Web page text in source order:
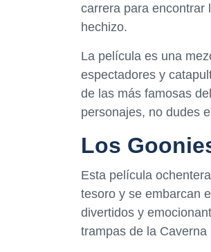
carrera para encontrar
hechizo.
La película es una
espectadores y
de las más famosas
personajes, no dudes
Los
Esta película
tesoro y se embarcan
divertidos y
trampas de la Caverna